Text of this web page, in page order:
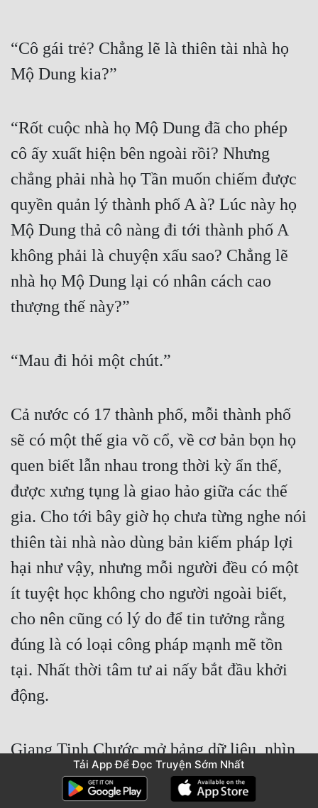
“Cô gái trẻ? Chẳng lẽ là thiên tài nhà họ
Mộ Dung kia?”
“Rốt cuộc nhà họ Mộ Dung đã cho phép
cô ấy xuất hiện bên ngoài rồi? Nhưng
chẳng phải nhà họ Tần muốn chiếm được
quyền quản lý thành phố A à? Lúc này họ
Mộ Dung thả cô nàng đi tới thành phố A
không phải là chuyện xấu sao? Chẳng lẽ
nhà họ Mộ Dung lại có nhân cách cao
thượng thế này?”
“Mau đi hỏi một chút.”
Cả nước có 17 thành phố, mỗi thành phố
sẽ có một thế gia võ cổ, về cơ bản bọn họ
quen biết lẫn nhau trong thời kỳ ẩn thế,
được xưng tụng là giao hảo giữa các thế
gia. Cho tới bây giờ họ chưa từng nghe nói
thiên tài nhà nào dùng bản kiếm pháp lợi
hại như vậy, nhưng mỗi người đều có một
ít tuyệt học không cho người ngoài biết,
cho nên cũng có lý do để tin tưởng rằng
đúng là có loại công pháp mạnh mẽ tồn
tại. Nhất thời tâm tư ai nấy bắt đầu khởi
động.
Giang Tinh Chước mở bảng dữ liệu, nhìn
vào dữ liệu khó coi ở trên. Rất tốt, không
thu hoạch được một hạt nào. Dù sao cảm
Tải App Để Đọc Truyện Sớm Nhất